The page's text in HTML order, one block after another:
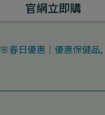
官網立即購
🌸春日優惠｜優惠保健品,